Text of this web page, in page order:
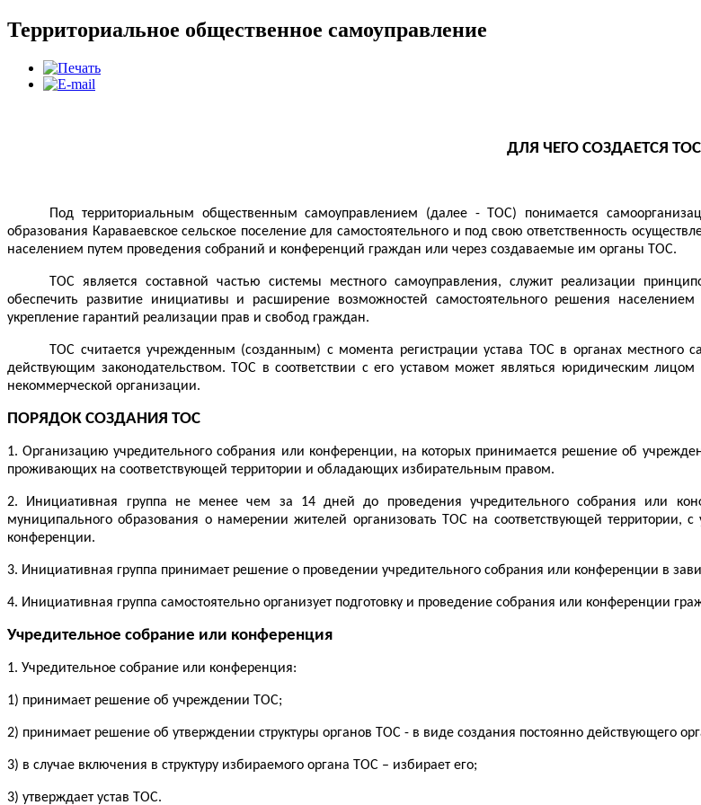
Территориальное общественное самоуправление
ДЛЯ ЧЕГО СОЗДАЕТСЯ ТОС
Под территориальным общественным самоуправлением (далее - ТОС) понимается
образования Караваевское сельское поселение для самостоятельного и под свою ответственность
населением путем проведения собраний и конференций граждан или через создаваемые им органы ТОС.
ТОС является составной частью системы местного самоуправления, служит реализации
обеспечить развитие инициативы и расширение возможностей самостоятельного решения населением
укрепление гарантий реализации прав и свобод граждан.
ТОС считается учрежденным (созданным) с момента регистрации устава ТОС в органах местного
действующим законодательством. ТОС в соответствии с его уставом может являться юридическим
некоммерческой организации.
ПОРЯДОК СОЗДАНИЯ ТОС
1. Организацию учредительного собрания или конференции, на которых принимается решение об
проживающих на соответствующей территории и обладающих избирательным правом.
2. Инициативная группа не менее чем за 14 дней до проведения учредительного собрания или
муниципального образования о намерении жителей организовать ТОС на соответствующей территории,
конференции.
3. Инициативная группа принимает решение о проведении учредительного собрания или конференции в
4. Инициативная группа самостоятельно организует подготовку и проведение собрания или конференции
Учредительное собрание или конференция
1. Учредительное собрание или конференция:
1) принимает решение об учреждении ТОС;
2) принимает решение об утверждении структуры органов ТОС - в виде создания постоянно действующего
3) в случае включения в структуру избираемого органа ТОС – избирает его;
3) утверждает устав ТОС.